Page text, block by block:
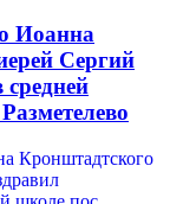
Иоанна
Сергий